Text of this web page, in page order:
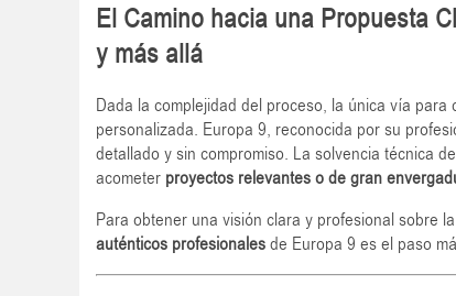
El Camino hacia una Propuesta
y más allá
Dada la complejidad del proceso, la única vía para
personalizada. Europa 9, reconocida por su
detallado y sin compromiso. La solvencia técnica
acometer proyectos relevantes o de gran
Para obtener una visión clara y profesional sobre
auténticos profesionalesde Europa 9 es el paso